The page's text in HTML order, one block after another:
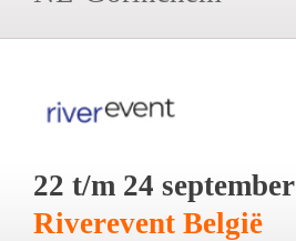
22 t/m 24 september
Riverevent België